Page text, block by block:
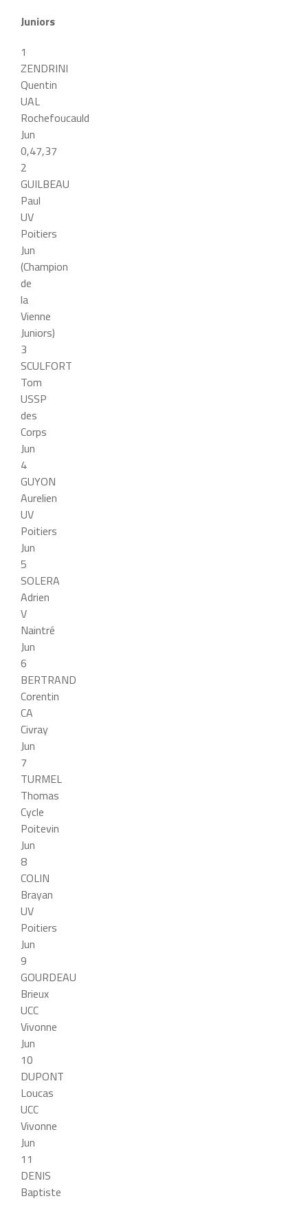
Juniors
1
ZENDRINI
Quentin
UAL
Rochefoucauld
Jun
0,47,37
2
GUILBEAU
Paul
UV
Poitiers
Jun
(Champion
de
la
Vienne
Juniors)
3
SCULFORT
Tom
USSP
des
Corps
Jun
4
GUYON
Aurelien
UV
Poitiers
Jun
5
SOLERA
Adrien
V
Naintré
Jun
6
BERTRAND
Corentin
CA
Civray
Jun
7
TURMEL
Thomas
Cycle
Poitevin
Jun
8
COLIN
Brayan
UV
Poitiers
Jun
9
GOURDEAU
Brieux
UCC
Vivonne
Jun
10
DUPONT
Loucas
UCC
Vivonne
Jun
11
DENIS
Baptiste